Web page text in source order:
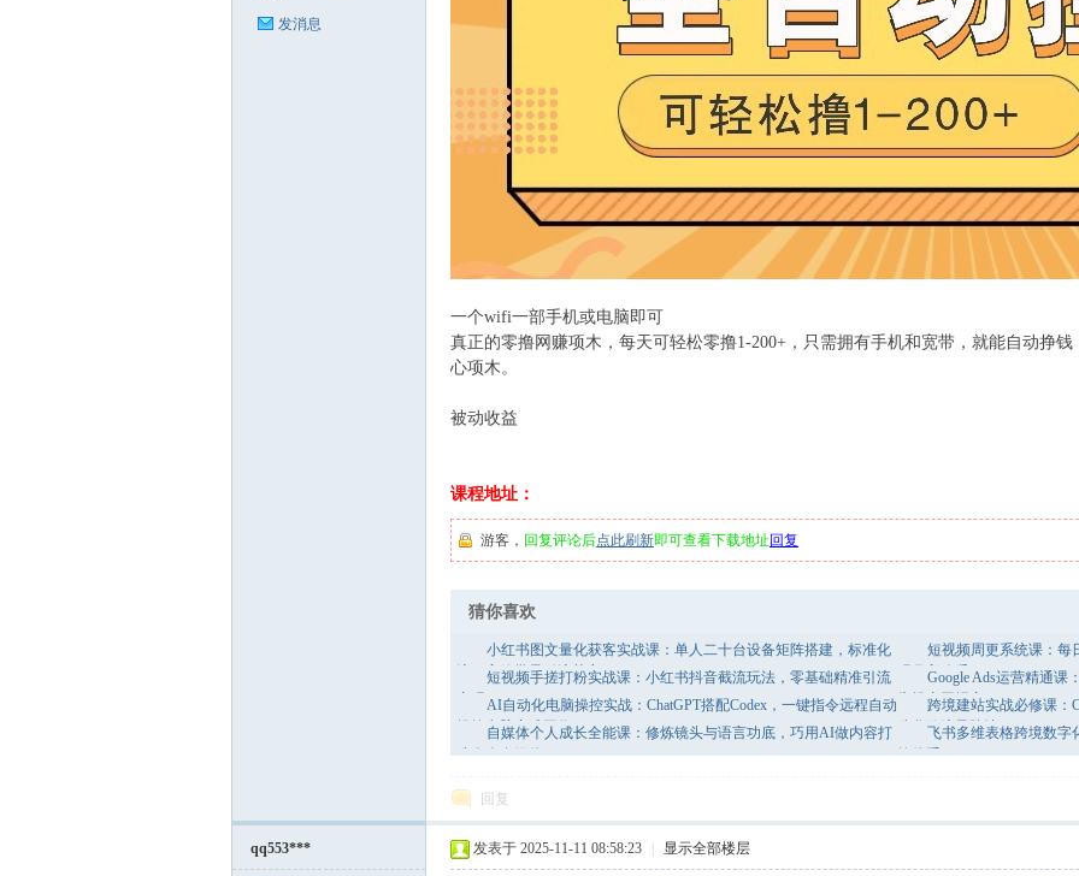
发消息
一个wifi一部手机或电脑即可
真正的零撸网赚项木，每天可轻松零撸1-200+，只需拥有手机和宽带，就能自动挣
心项木。
被动收益
课程地址：
游客， 回复评论后点此刷新即可查看下载地址 回复
猜你喜欢
小红书图文量化获客实战课：单人二十台设备矩阵搭建，标准化
流程高效批量引流获客
短视频周更系统课：每
现月入八千
短视频手搓打粉实战课：小红书抖音截流玩法，零基础精准引流
Google Ads运营精通课
告投产回报率
AI自动化电脑操控实战：ChatGPT搭配Codex，一键指令远程自动
操控电脑完成工作
跨境建站实战必修课：
造谷歌流量阵地
自媒体个人成长全能课：修炼镜头与语言功底，巧用AI做内容打
造个人自媒体IP
飞书多维表格跨境数字
控体系
回复
qq553*** 发表于 2025-11-11 08:58:23 显示全部楼层